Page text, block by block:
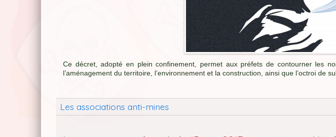
Ce décret, adopté en plein confinement, permet aux préfets de contourner les
l’aménagement du territoire, l’environnement et la construction, ainsi que l’octroi de
Les associations anti-mines